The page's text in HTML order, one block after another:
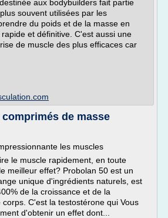
aux bodybuilders fait partie
souvent utilisées par les
du poids et de la masse en
et définitive. C'est aussi une
de muscle des plus efficaces car
de masse
les muscles
le muscle rapidement, en toute
meilleur effet? Probolan 50 est un
unique d'ingrédients naturels, est
de la croissance et de la
C'est la testostérone qui Vous
d'obtenir un effet dont...